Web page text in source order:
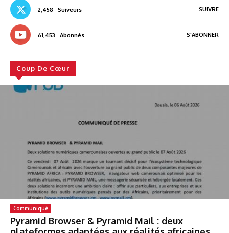
2,458 Suiveurs SUIVRE
61,453 Abonnés S'ABONNER
Coup De Cœur
Communiqué
Pyramid Browser & Pyramid Mail : deux